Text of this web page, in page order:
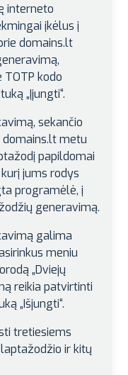
interneto
įkėlus į
domains.lt
kodo
„Įjungti“.
sekančio
domains.lt metu
papildomai
jums rodys
programėlė, į
generavimą.
galima
meniu
„Dviejų
reikia patvirtinti
„Išjungti“.
tretiesiems
ir kitų